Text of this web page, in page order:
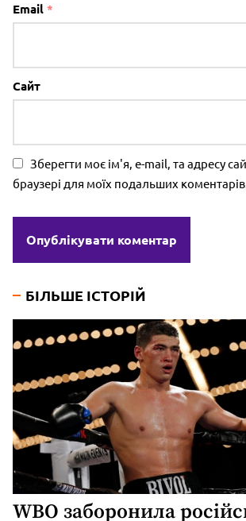
Email *
Сайт
Зберегти моє ім'я, e-mail, та адресу
браузері для моїх подальших
БІЛЬШЕ ІСТОРІЙ
WBO заборонила